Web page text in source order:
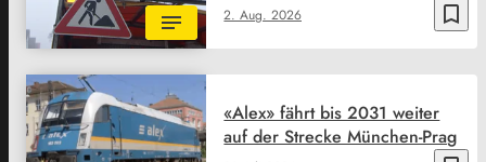
bookmark_border
2. Aug. 2026
«Alex» fährt bis 2031 weiter
auf der Strecke München-Prag